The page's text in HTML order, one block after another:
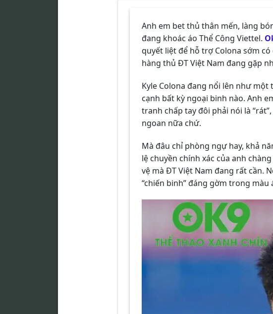
Anh em bet thủ thân mến, làng
đang khoác áo Thể Công Viettel.
quyết liệt để hỗ trợ Colona sớm
hàng thủ ĐT Việt Nam đang gặp
Kyle Colona đang nổi lên như
cạnh bất kỳ ngoại binh nào. Anh
tranh chấp tay đôi phải nói là
ngoan nữa chứ.
Mà đâu chỉ phòng ngự hay, khả
lệ chuyền chính xác của anh
vệ mà ĐT Việt Nam đang rất cần.
“chiến binh” đáng gờm trong màu